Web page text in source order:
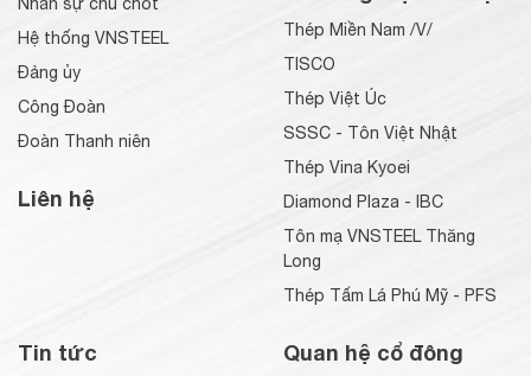
Nhân sự chủ chốt
Hệ thống VNSTEEL
Đảng ủy
Công Đoàn
Đoàn Thanh niên
Liên hệ
Thép Miền Nam /V/
TISCO
Thép Việt Úc
SSSC - Tôn Việt Nhật
Thép Vina Kyoei
Diamond Plaza - IBC
Tôn mạ VNSTEEL Thăng
Long
Thép Tấm Lá Phú Mỹ - PFS
Tin tức Quan hệ cổ đông